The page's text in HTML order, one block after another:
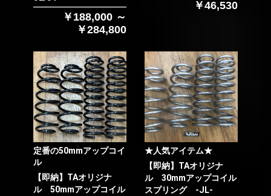
￥188,000 ～
￥284,800
￥46,530
定番の50mmアップコイ
ル
【即納】TAオリジナ
ル 50mmアップコイル
★人気アイテム★
【即納】TAオリジナ
ル 30mmアップコイル
スプリング -JL-